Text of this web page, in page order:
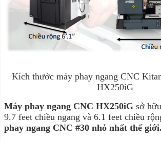
Kích thước máy phay ngang CNC
HX250iG
Máy phay ngang CNC HX250iG sở
9.7 feet chiều ngang và 6.1 feet chiều
phay ngang CNC #30 nhỏ nhất thế giới.